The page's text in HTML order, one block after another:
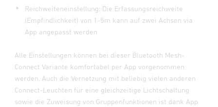
Reichweiteneinstellung: Die Erfassungsreichweite
(Empfindlichkeit) von 1-5m kann auf zwei Achsen via
App angepasst werden
Alle Einstellungen können bei dieser Bluetooth Mesh-
Connect Variante komfortabel per App vorgenommen
werden. Auch die Vernetzung mit beliebig vielen anderen
Connect-Leuchten für eine gleichzeitige Lichtschaltung
sowie die Zuweisung von Gruppenfunktionen ist dank App